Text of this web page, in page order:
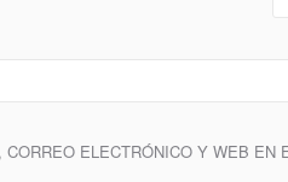
ELECTRÓNICO Y WEB